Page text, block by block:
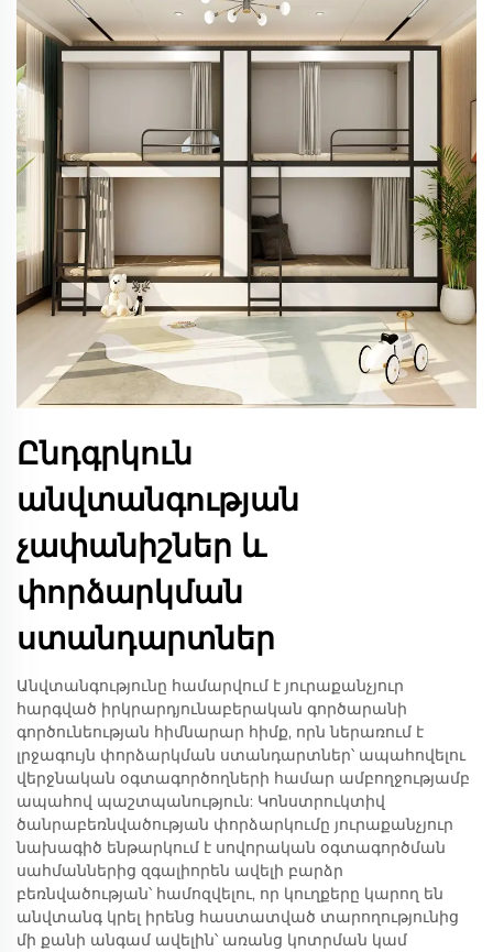
Ընդգրկուն
անվտանգության
չափանիշներ և
փորձարկման
ստանդարտներ
Անվտանգությունը համարվում է յուրաքանչյուր
հարգված իրկրարդյունաբերական գործարանի
գործունեության հիմնարար հիմք, որն ներառում է
լրջագույն փորձարկման ստանդարտներ՝ ապահովելու
վերջնական օգտագործողների համար ամբողջությամբ
ապահով պաշտպանություն: Կոնստրուկտիվ
ծանրաբեռնվածության փորձարկումը յուրաքանչյուր
նախագիծ ենթարկում է սովորական օգտագործման
սահմաններից զգալիորեն ավելի բարձր
բեռնվածության՝ համոզվելու, որ կուղքերը կարող են
անվտանգ կրել իրենց հաստատված տարողությունից
մի քանի անգամ ավելին՝ առանց կոտրման կամ